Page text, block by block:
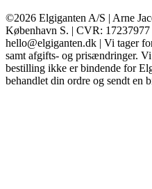
©2026 Elgiganten A/S | Arne
København S. | CVR:
hello@elgiganten.dk | Vi tager
samt afgifts- og prisændringer.
bestilling ikke er bindende for
behandlet din ordre og sendt en